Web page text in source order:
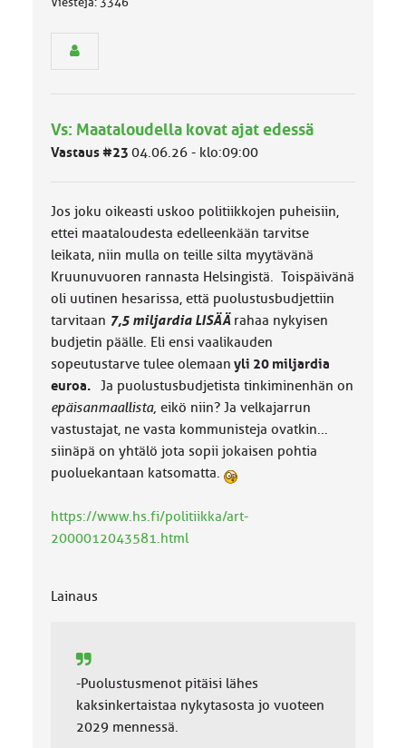
n
u
o
:
Vs: Maataloudella kovat ajat edessä
Vastaus #23 04.06.26 - klo:09:00
Jos joku oikeasti uskoo politiikkojen puheisiin,
ettei maataloudesta edelleenkään tarvitse
leikata, niin mulla on teille silta myytävänä
Kruunuvuoren rannasta Helsingistä. Toispäivänä
oli uutinen hesarissa, että puolustusbudjettiin
tarvitaan 7,5 miljardia LISÄÄ rahaa nykyisen
budjetin päälle. Eli ensi vaalikauden
sopeutustarve tulee olemaan yli 20 miljardia
euroa.
Ja puolustusbudjetista tinkiminenhän on
epäisanmaallista, eikö niin? Ja velkajarrun
vastustajat, ne vasta kommunisteja ovatkin...
siinäpä on yhtälö jota sopii jokaisen pohtia
puoluekantaan katsomatta.
https://www.hs.fi/politiikka/art-
2000012043581.html
Lainaus
-Puolustusmenot pitäisi lähes
kaksinkertaistaa nykytasosta jo vuoteen
2029 mennessä.